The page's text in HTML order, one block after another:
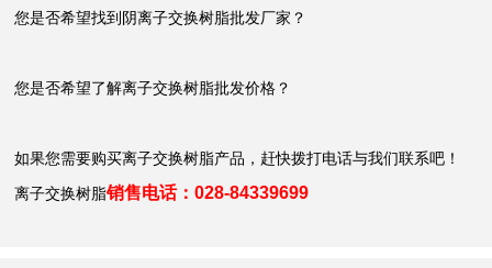
您是否希望找到阴离子交换树脂批发厂家？
您是否希望了解离子交换树脂批发价格？
如果您需要购买离子交换树脂产品，赶快拨打电话与我们联系吧！
离子交换树脂销售电话：028-84339699